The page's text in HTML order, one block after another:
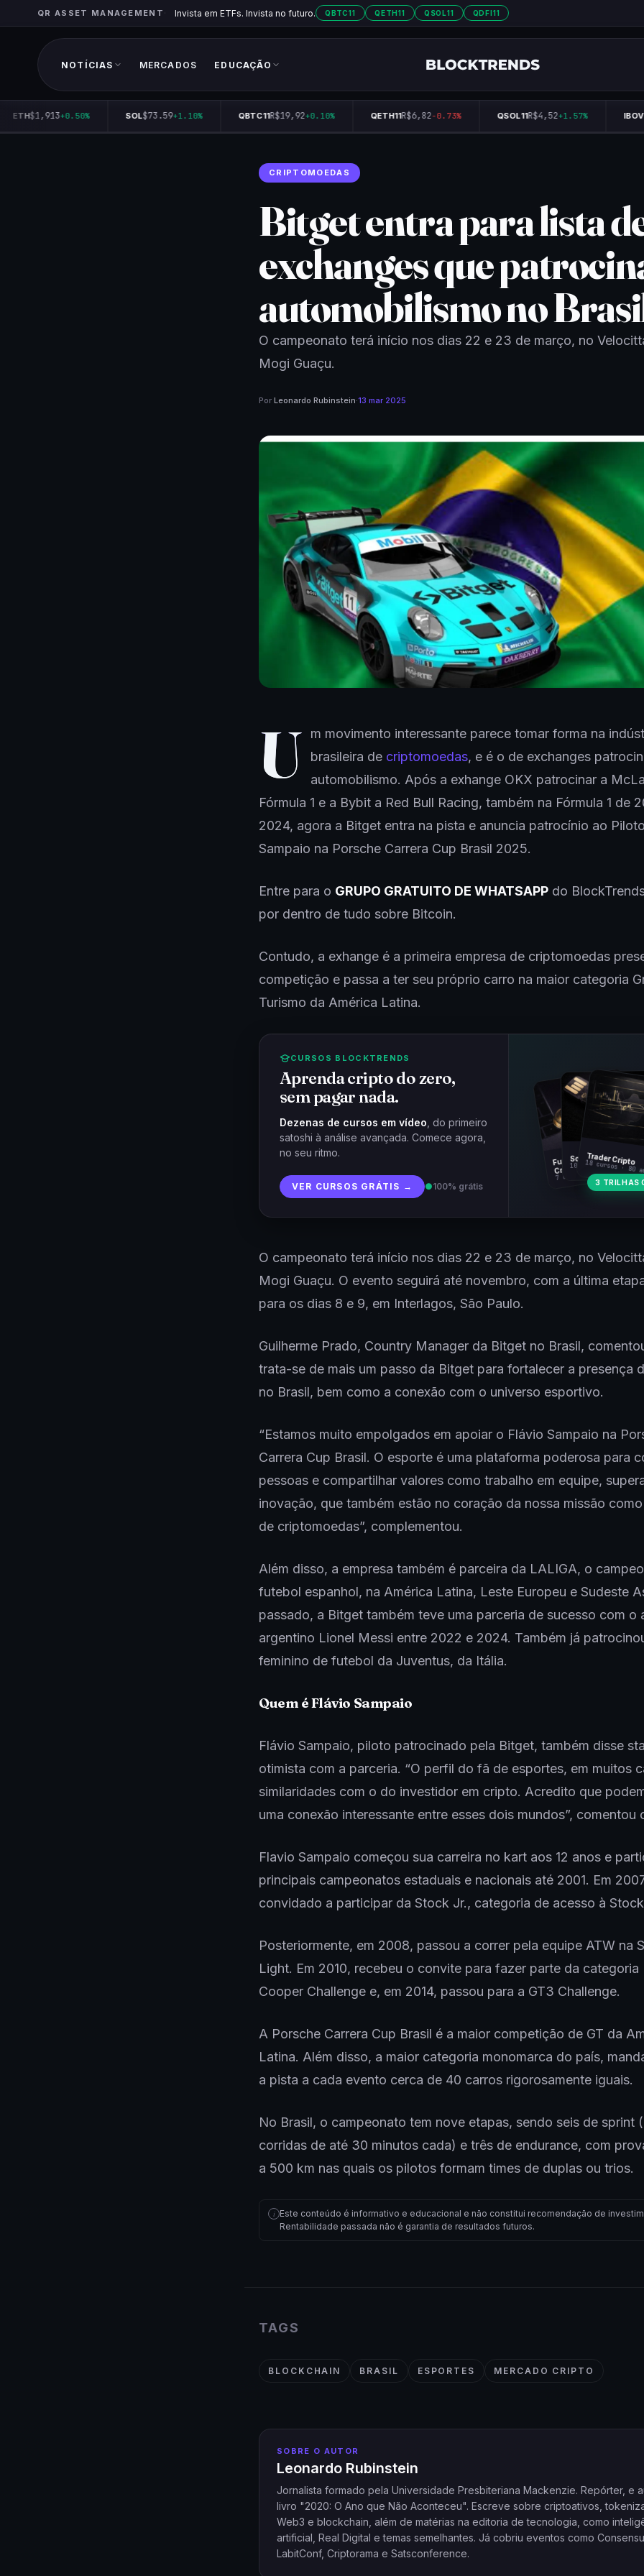
QR ASSET MANAGEMENT Invista em ETFs. Invista no futuro. QBTC11 QETH11 QSOL11 QDFI11
NOTÍCIAS MERCADOS EDUCAÇÃO
ETH$1,913+0.50% SOL$73.59+1.10% QBTC11R$19,92+0.10% QETH11R$6,82-0.73% QSOL11R$4,52+1.57%
CRIPTOMOEDAS
Bitget entra para lista
exchanges que
automobilismo no
O campeonato terá início nos dias 22 e 23 de março, no
Mogi Guaçu.
Por Leonardo Rubinstein·13 mar 2025
U
m movimento interessante parece tomar forma na
brasileira de criptomoedas, e é o de exchanges
automobilismo. Após a exhange OKX patrocinar a
Fórmula 1 e a Bybit a Red Bull Racing, também na Fórmula 1 de
2024, agora a Bitget entra na pista e anuncia patrocínio ao
Sampaio na Porsche Carrera Cup Brasil 2025.
Entre para o GRUPO GRATUITO DE WHATSAPP do
por dentro de tudo sobre Bitcoin.
Contudo, a exhange é a primeira empresa de criptomoedas
competição e passa a ter seu próprio carro na maior categoria
Turismo da América Latina.
CURSOS BLOCKTRENDS
Aprenda cripto do zero,
sem pagar nada.
Dezenas de cursos em vídeo , do primeiro
satoshi à análise avançada. Comece agora,
no seu ritmo.
VER CURSOS GRÁTIS → ●100% grátis
Fundamentos
Cripto
7 cursos · 31 aulas
Trader Cripto
18 cursos · 80
Soberania Bitcoin
10 cursos · 44 aulas
3 TRILHAS
O campeonato terá início nos dias 22 e 23 de março, no
Mogi Guaçu. O evento seguirá até novembro, com a última
para os dias 8 e 9, em Interlagos, São Paulo.
Guilherme Prado, Country Manager da Bitget no Brasil,
trata-se de mais um passo da Bitget para fortalecer a presença
no Brasil, bem como a conexão com o universo esportivo.
“Estamos muito empolgados em apoiar o Flávio Sampaio na
Carrera Cup Brasil. O esporte é uma plataforma poderosa para
pessoas e compartilhar valores como trabalho em equipe,
inovação, que também estão no coração da nossa missão
de criptomoedas”, complementou.
Além disso, a empresa também é parceira da LALIGA, o
futebol espanhol, na América Latina, Leste Europeu e Sudeste
passado, a Bitget também teve uma parceria de sucesso com o
argentino Lionel Messi entre 2022 e 2024. Também já
feminino de futebol da Juventus, da Itália.
Quem é Flávio Sampaio
Flávio Sampaio, piloto patrocinado pela Bitget, também disse
otimista com a parceria. “O perfil do fã de esportes, em muitos
similaridades com o do investidor em cripto. Acredito que
uma conexão interessante entre esses dois mundos”, comentou
Flavio Sampaio começou sua carreira no kart aos 12 anos e
principais campeonatos estaduais e nacionais até 2001. Em
convidado a participar da Stock Jr., categoria de acesso à Stock
Posteriormente, em 2008, passou a correr pela equipe ATW na
Light. Em 2010, recebeu o convite para fazer parte da categoria
Cooper Challenge e, em 2014, passou para a GT3 Challenge.
A Porsche Carrera Cup Brasil é a maior competição de GT da
Latina. Além disso, a maior categoria monomarca do país,
a pista a cada evento cerca de 40 carros rigorosamente iguais.
No Brasil, o campeonato tem nove etapas, sendo seis de sprint
corridas de até 30 minutos cada) e três de endurance, com
a 500 km nas quais os pilotos formam times de duplas ou trios.
i Este conteúdo é informativo e educacional e não constitui recomendação de
Rentabilidade passada não é garantia de resultados futuros.
TAGS
BLOCKCHAIN BRASIL ESPORTES MERCADO CRIPTO
SOBRE O AUTOR
Leonardo Rubinstein
Jornalista formado pela Universidade Presbiteriana Mackenzie. Repórter, e
livro "2020: O Ano que Não Aconteceu". Escreve sobre criptoativos,
Web3 e blockchain, além de matérias na editoria de tecnologia, como
artificial, Real Digital e temas semelhantes. Já cobriu eventos como
LabitConf, Criptorama e Satsconference.